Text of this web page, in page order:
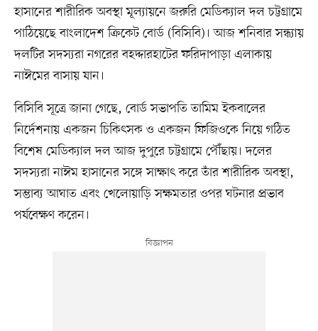
হাসানের শারীরিক অবস্থা মূল্যায়নে জরুরি মেডিক্যাল দল চট্টগ্রামে
পাঠিয়েছে বাংলাদেশ ক্রিকেট বোর্ড (বিসিবি)। আজ শনিবার সন্ধ্যায়
দলটির সদস্যরা নগরের বহদ্দারহাটের ফরিদাপাড়া এলাকায়
নাঈমের বাসায় যান।
বিসিবি সূত্রে জানা গেছে, বোর্ড সভাপতি তামিম ইকবালের
নির্দেশনায় একজন চিকিৎসক ও একজন ফিজিওকে নিয়ে গঠিত
বিশেষ মেডিক্যাল দল আজ দুপুরে চট্টগ্রামে পৌঁছায়। দলের
সদস্যরা নাঈম হাসানের সঙ্গে সাক্ষাৎ করে তাঁর শারীরিক অবস্থা,
সম্ভাব্য আঘাত এবং খেলোয়াড়ি সক্ষমতার ওপর ঘটনার প্রভাব
পর্যবেক্ষণ করেন।